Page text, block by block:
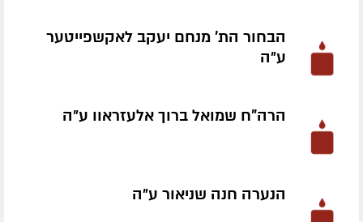
הבחור הת' מנחם יעקב לאקשפייטער
ע״ה
הרה"ח שמואל ברוך אלעזראוו ע״ה
הנערה חנה שניאור ע״ה